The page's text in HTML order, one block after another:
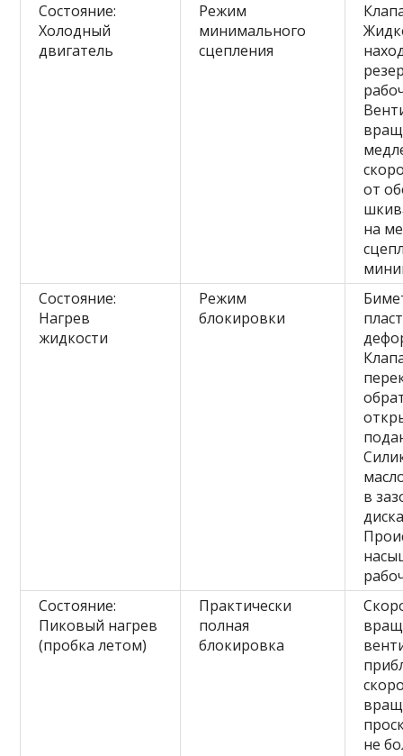
Состояние:
Холодный
двигатель
Режим
минимального
сцепления
от
на
Состояние:
Нагрев
жидкости
Режим
блокировки
в
Состояние:
Пиковый нагрев
(пробка летом)
Практически
полная
блокировка
не